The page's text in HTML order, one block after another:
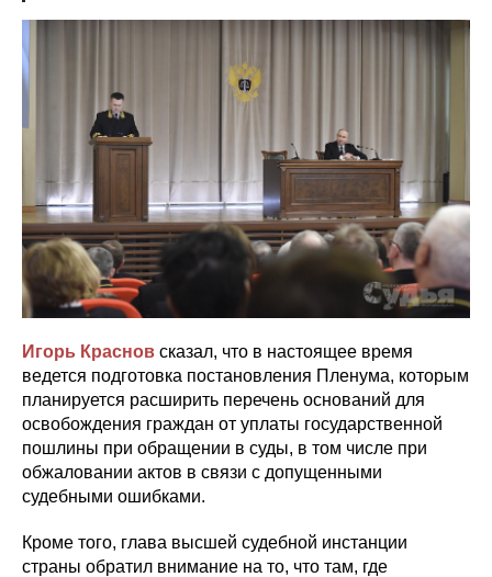
Игорь Краснов сказал, что в настоящее время
ведется подготовка постановления Пленума, которым
планируется расширить перечень оснований для
освобождения граждан от уплаты государственной
пошлины при обращении в суды, в том числе при
обжаловании актов в связи с допущенными
судебными ошибками.
Кроме того, глава высшей судебной инстанции
страны обратил внимание на то, что там, где